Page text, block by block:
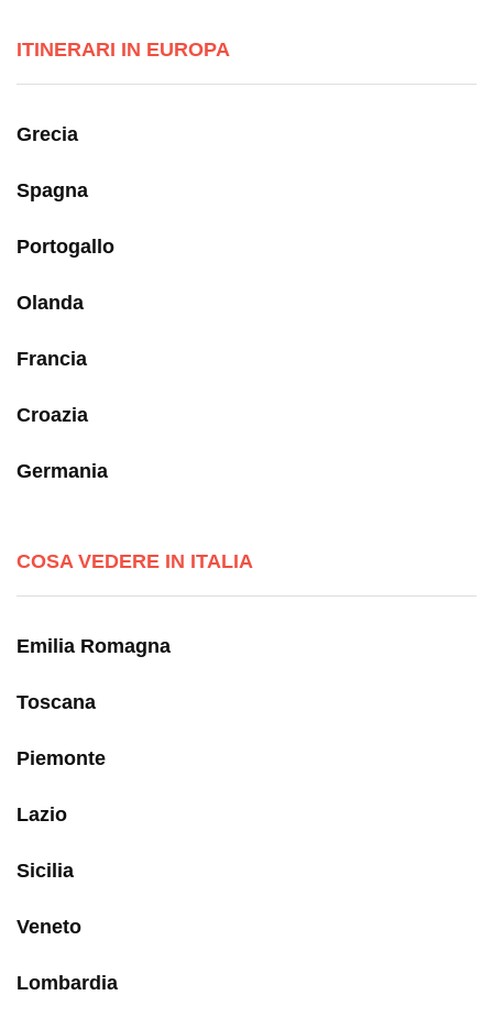
ITINERARI IN EUROPA
Grecia
Spagna
Portogallo
Olanda
Francia
Croazia
Germania
COSA VEDERE IN ITALIA
Emilia Romagna
Toscana
Piemonte
Lazio
Sicilia
Veneto
Lombardia